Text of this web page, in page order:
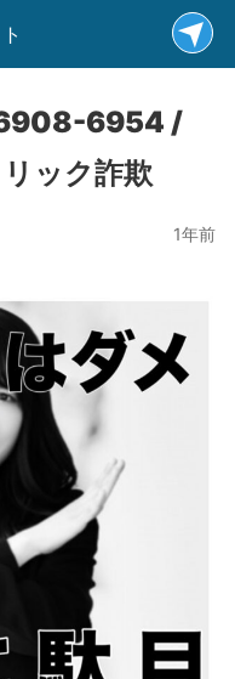
6954 /
ック詐欺
1年前